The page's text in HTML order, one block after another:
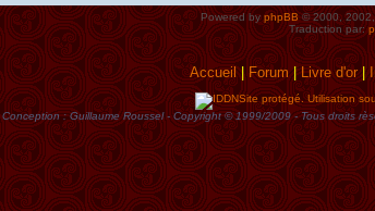
Powered byphpBB© 2000, 2002,
Traduction par:
Accueil| Forum|Livre d'or|
Site protégé. Utilisation
Conception : Guillaume Roussel - Copyright © 1999/2009 - Tous droits